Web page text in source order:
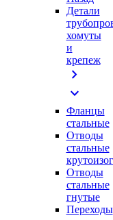
Детали
хомуты
и
крепеж
chevron_right
expand_more
Фланцы
стальные
Отводы
стальные
Отводы
стальные
гнутые
Переходы